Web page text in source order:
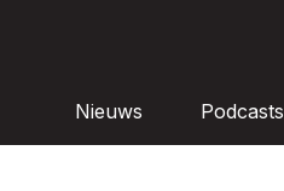
Nieuws Podcasts